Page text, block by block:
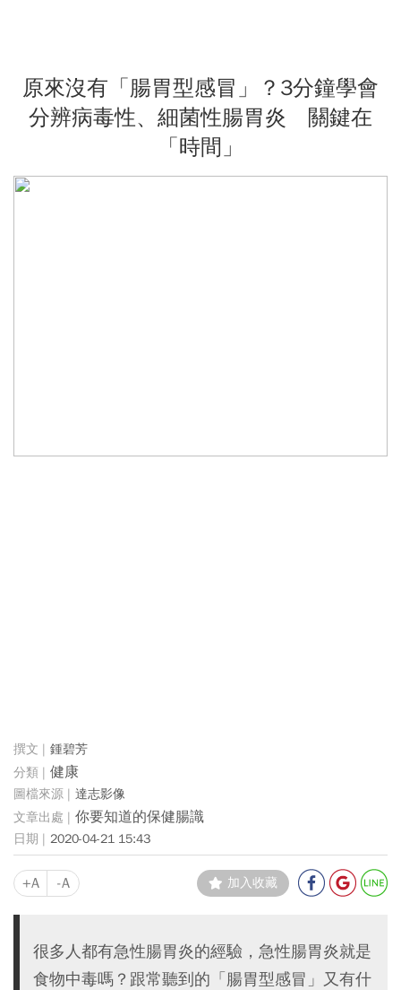
原來沒有「腸胃型感冒」？3分鐘學會
分辨病毒性、細菌性腸胃炎 關鍵在
「時間」
鍾碧芳
健康
達志影像
你要知道的保健腸識
2020-04-21 15:43
+A -A 加入收藏
很多人都有急性腸胃炎的經驗，急性腸胃炎就是
食物中毒嗎？跟常聽到的「腸胃型感冒」又有什